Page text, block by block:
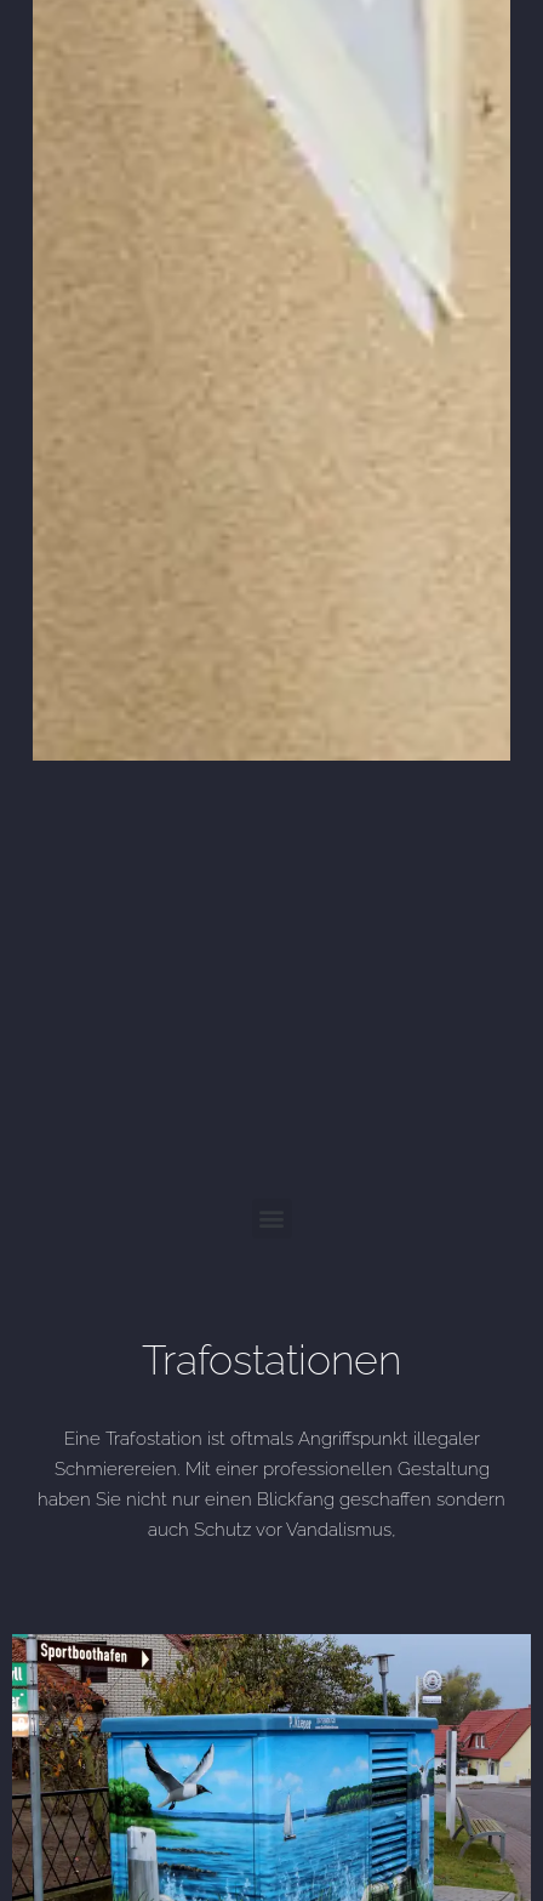
Trafostationen
Eine Trafostation ist oftmals Angriffspunkt illegaler
Schmierereien. Mit einer professionellen Gestaltung
haben Sie nicht nur einen Blickfang geschaffen sondern
auch Schutz vor Vandalismus,